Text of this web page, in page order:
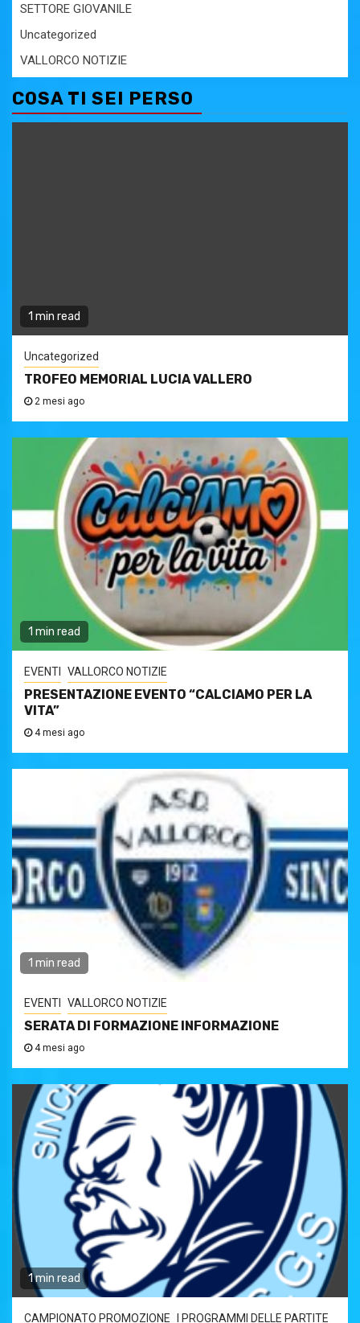
SETTORE GIOVANILE
Uncategorized
VALLORCO NOTIZIE
COSA TI SEI PERSO
1 min read
Uncategorized
TROFEO MEMORIAL LUCIA VALLERO
2 mesi ago
1 min read
EVENTI VALLORCO NOTIZIE
PRESENTAZIONE EVENTO “CALCIAMO PER LA
VITA”
4 mesi ago
1 min read
EVENTI VALLORCO NOTIZIE
SERATA DI FORMAZIONE INFORMAZIONE
4 mesi ago
1 min read
CAMPIONATO PROMOZIONE I PROGRAMMI DELLE PARTITE